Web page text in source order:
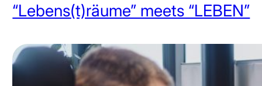
“Lebens(t)räume” meets “LEBEN”